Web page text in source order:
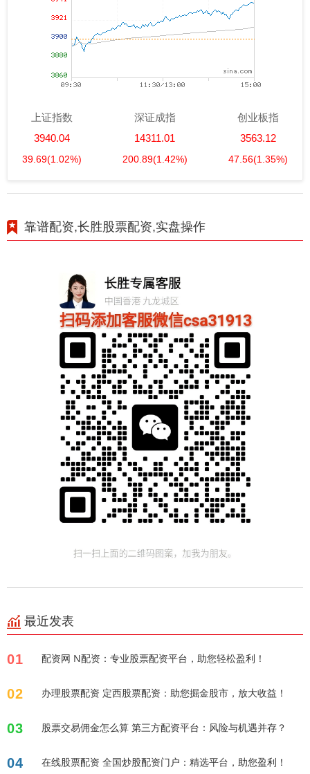
上证指数
3940.04
39.69(1.02%)
深证成指
14311.01
200.89(1.42%)
创业板指
3563.12
47.56(1.35%)
靠谱配资,长胜股票配资,实盘操作
最近发表
01 配资网 N配资：专业股票配资平台，助您轻松盈利！
02 办理股票配资 定西股票配资：助您掘金股市，放大收益！
03 股票交易佣金怎么算 第三方配资平台：风险与机遇并存？
04 在线股票配资 全国炒股配资门户：精选平台，助您盈利！